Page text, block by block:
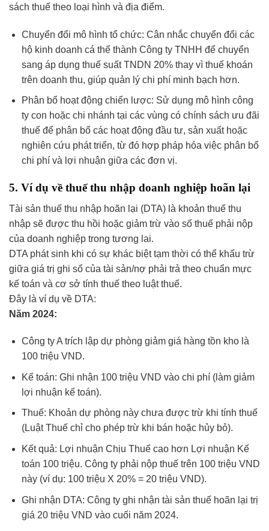
sách thuế theo loại hình và địa điểm.
Chuyển đổi mô hình tổ chức: Cân nhắc chuyển đổi các
hộ kinh doanh cá thể thành Công ty TNHH để chuyển
sang áp dụng thuế suất TNDN 20% thay vì thuế khoán
trên doanh thu, giúp quản lý chi phí minh bạch hơn.
Phân bổ hoạt động chiến lược: Sử dụng mô hình công
ty con hoặc chi nhánh tại các vùng có chính sách ưu đãi
thuế để phân bổ các hoạt động đầu tư, sản xuất hoặc
nghiên cứu phát triển, từ đó hợp pháp hóa việc phân bổ
chi phí và lợi nhuận giữa các đơn vị.
5. Ví dụ về thuế thu nhập doanh nghiệp hoãn lại
Tài sản thuế thu nhập hoãn lại (DTA) là khoản thuế thu
nhập sẽ được thu hồi hoặc giảm trừ vào số thuế phải nộp
của doanh nghiệp trong tương lai.
DTA phát sinh khi có sự khác biệt tạm thời có thể khấu trừ
giữa giá trị ghi sổ của tài sản/nợ phải trả theo chuẩn mực
kế toán và cơ sở tính thuế theo luật thuế.
Đây là ví dụ về DTA:
Năm 2024:
Công ty A trích lập dự phòng giảm giá hàng tồn kho là
100 triệu VND.
Kế toán: Ghi nhận 100 triệu VND vào chi phí (làm giảm
lợi nhuận kế toán).
Thuế: Khoản dự phòng này chưa được trừ khi tính thuế
(Luật Thuế chỉ cho phép trừ khi bán hoặc hủy bỏ).
Kết quả: Lợi nhuận Chịu Thuế cao hơn Lợi nhuận Kế
toán 100 triệu. Công ty phải nộp thuế trên 100 triệu VND
này (ví dụ: 100 triệu X 20% = 20 triệu VND).
Ghi nhận DTA: Công ty ghi nhận tài sản thuế hoãn lại trị
giá 20 triệu VND vào cuối năm 2024.